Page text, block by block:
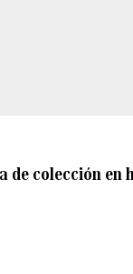
de colección en